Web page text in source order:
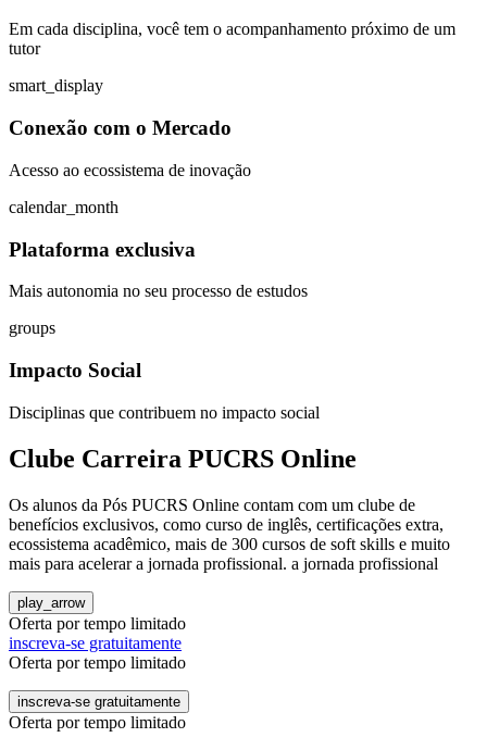
Em cada disciplina, você tem o acompanhamento próximo de um
tutor
smart_display
Conexão com o Mercado
Acesso ao ecossistema de inovação
calendar_month
Plataforma exclusiva
Mais autonomia no seu processo de estudos
groups
Impacto Social
Disciplinas que contribuem no impacto social
Clube Carreira PUCRS Online
Os alunos da Pós PUCRS Online contam com um clube de
benefícios exclusivos, como curso de inglês, certificações extra,
ecossistema acadêmico, mais de 300 cursos de soft skills e muito
mais para acelerar a jornada profissional. ​a jornada profissional
play_arrow
Oferta por tempo limitado
inscreva-se gratuitamente
Oferta por tempo limitado
inscreva-se gratuitamente
Oferta por tempo limitado